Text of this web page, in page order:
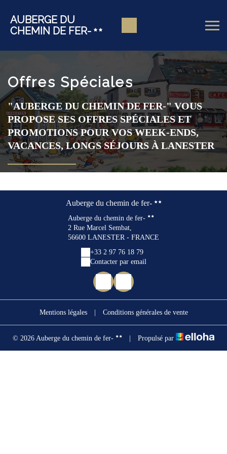
AUBERGE DU
CHEMIN DE FER-
Offres Spéciales
"AUBERGE DU CHEMIN DE FER-" VOUS
PROPOSE SES OFFRES SPÉCIALES ET
PROMOTIONS POUR VOS WEEK-ENDS,
VACANCES, LONGS SÉJOURS À LANESTER
Auberge du chemin de fer-
Auberge du chemin de fer-
2 Rue Marcel Sembat,
56600 LANESTER - FRANCE
+33 2 97 76 18 79
Contacter par email
Mentions légales Conditions générales de vente
© 2026 Auberge du chemin de fer- Propulsé par